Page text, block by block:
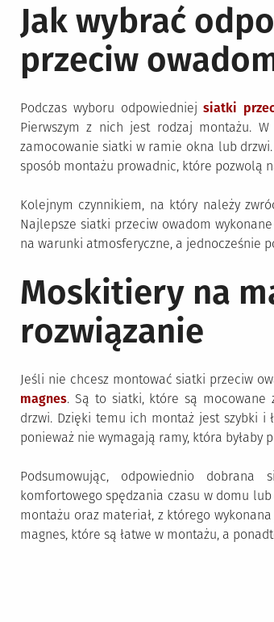
Jak wybrać
przeciw
Podczas wyboru odpowiedniejsiatki
Pierwszym z nich jest rodzaj montażu.
zamocowanie siatki w ramie okna lub
sposób montażu prowadnic, które pozwolą
Kolejnym czynnikiem, na który należy
Najlepsze siatki przeciw owadom
na warunki atmosferyczne, a jednocześnie
Moskitiery na
rozwiązanie
Jeśli nie chcesz montować siatki przeciw
magnes. Są to siatki, które są mocowane
drzwi. Dzięki temu ich montaż jest szybki i
ponieważ nie wymagają ramy, która byłaby
Podsumowując, odpowiednio
komfortowego spędzania czasu w domu
montażu oraz materiał, z którego
magnes, które są łatwe w montażu, a